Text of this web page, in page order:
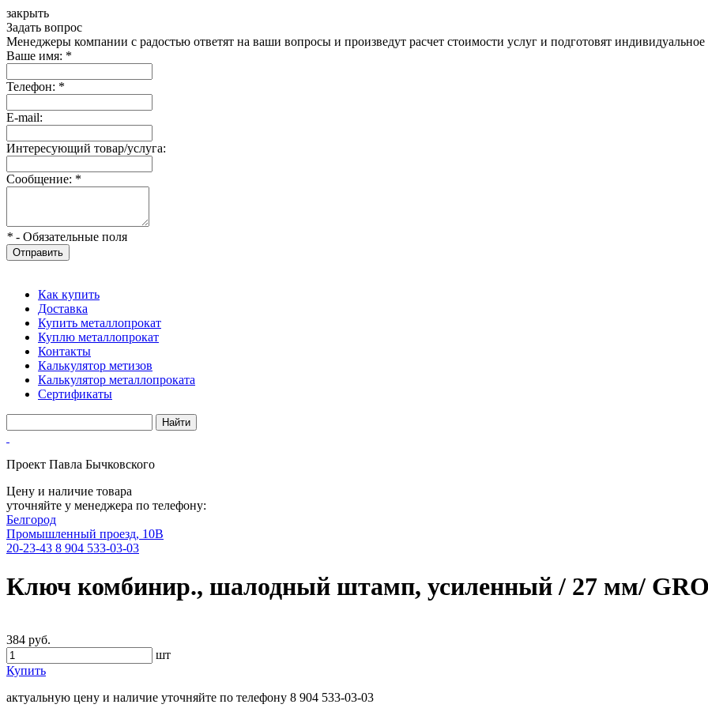
закрыть
Задать вопрос
Менеджеры компании с радостью ответят на ваши вопросы и произведут расчет стоимости услуг и подготовят
Ваше имя: *
Телефон: *
E-mail:
Интересующий товар/услуга:
Сообщение: *
* - Обязательные поля
Отправить
Как купить
Доставка
Купить металлопрокат
Куплю металлопрокат
Контакты
Калькулятор метизов
Калькулятор металлопроката
Сертификаты
Проект Павла Бычковского
Цену и наличие товара
уточняйте у менеджера по телефону:
Белгород
Промышленный проезд, 10В
20-23-43 8 904 533-03-03
Ключ комбинир., шалодный штамп, усиленный / 27 мм/
384 руб.
шт
Купить
актуальную цену и наличие уточняйте по телефону 8 904 533-03-03